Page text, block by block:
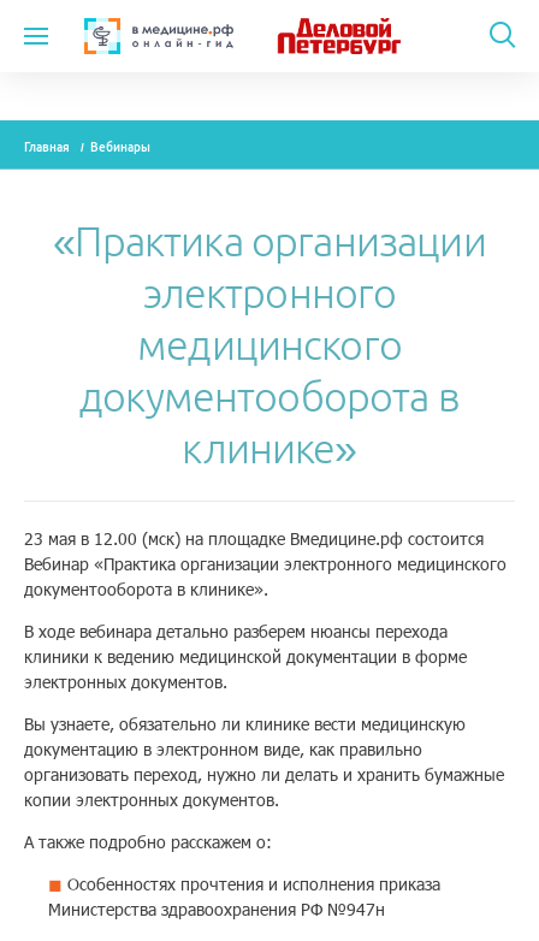
Модули
Контакты
Помощь
Заказать звонок
Тарифы
Подписка
Кабинет
Корзина 4
Главная Вебинары
«Практика организации
электронного
медицинского
документооборота в
клинике»
23 мая в 12.00 (мск) на площадке Вмедицине.рф состоится
Вебинар «Практика организации электронного медицинского
документооборота в клинике».
В ходе вебинара детально разберем нюансы перехода
клиники к ведению медицинской документации в форме
электронных документов.
Вы узнаете, обязательно ли клинике вести медицинскую
документацию в электронном виде, как правильно
организовать переход, нужно ли делать и хранить бумажные
копии электронных документов.
А также подробно расскажем о:
Особенностях прочтения и исполнения приказа
Министерства здравоохранения РФ №947н